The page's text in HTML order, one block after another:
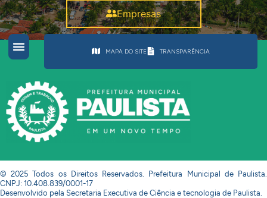
Empresas
MAPA DO SITE TRANSPARÊNCIA
© 2025 Todos os Direitos Reservados. Prefeitura Municipal de Paulista.
CNPJ: 10.408.839/0001-17
Desenvolvido pela Secretaria Executiva de Ciência e tecnologia de Paulista.